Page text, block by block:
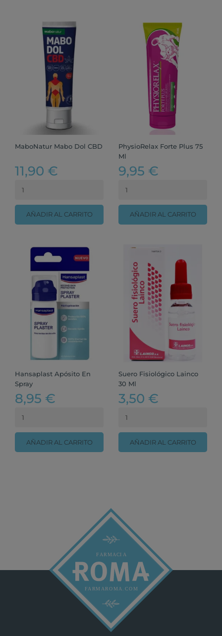
MaboNatur Mabo Dol CBD
11,90 €
AÑADIR AL CARRITO
PhysioRelax Forte Plus 75
Ml
9,95 €
AÑADIR AL CARRITO
Hansaplast Apósito En
Spray
8,95 €
AÑADIR AL CARRITO
Suero Fisiológico Lainco
30 Ml
3,50 €
AÑADIR AL CARRITO